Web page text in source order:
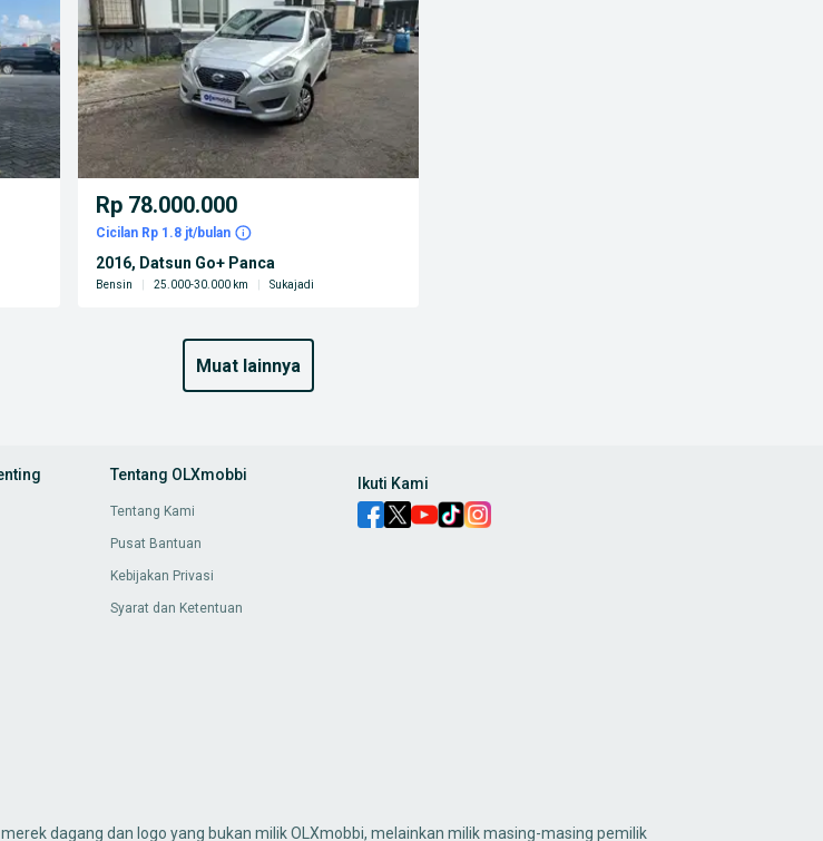
Rp 78.000.000
Cicilan Rp 1.8 jt/bulan
2016, Datsun Go+ Panca
Bensin 25.000-30.000 km Sukajadi
muat lainnya
Tentang OLXmobbi
Tentang Kami
Pusat Bantuan
Kebijakan Privasi
Syarat dan Ketentuan
Ikuti Kami
dagang dan logo yang bukan milik OLXmobbi, melainkan milik masing-masing pemilik